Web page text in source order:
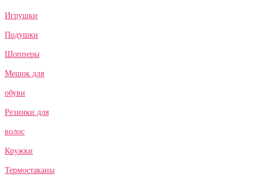
Игрушки
Подушки
Шопперы
Мешок для
обуви
Резинки для
волос
Кружки
Термостаканы